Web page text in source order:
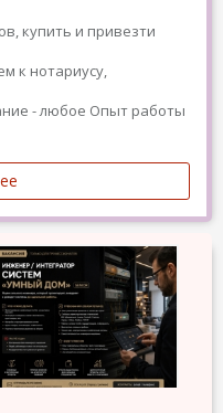
купить и привезти
к нотариусу,
- любое Опыт работы